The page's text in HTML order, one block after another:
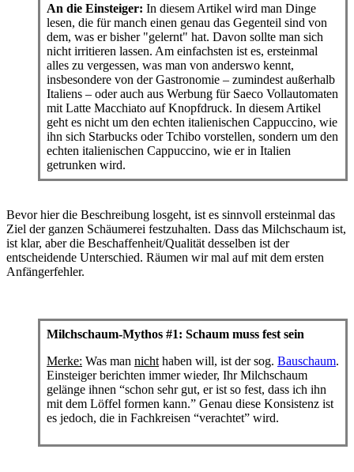
An die Einsteiger: In diesem Artikel wird man Dinge
lesen, die für manch einen genau das Gegenteil sind von
dem, was er bisher "gelernt" hat. Davon sollte man sich
nicht irritieren lassen. Am einfachsten ist es, ersteinmal
alles zu vergessen, was man von anderswo kennt,
insbesondere von der Gastronomie – zumindest außerhalb
Italiens – oder auch aus Werbung für Saeco Vollautomaten
mit Latte Macchiato auf Knopfdruck. In diesem Artikel
geht es nicht um den echten italienischen Cappuccino, wie
ihn sich Starbucks oder Tchibo vorstellen, sondern um den
echten italienischen Cappuccino, wie er in Italien
getrunken wird.
Bevor hier die Beschreibung losgeht, ist es sinnvoll ersteinmal das
Ziel der ganzen Schäumerei festzuhalten. Dass das Milchschaum ist,
ist klar, aber die Beschaffenheit/Qualität desselben ist der
entscheidende Unterschied. Räumen wir mal auf mit dem ersten
Anfängerfehler.
Milchschaum-Mythos #1: Schaum muss fest sein
Merke: Was man nicht haben will, ist der sog. Bauschaum.
Einsteiger berichten immer wieder, Ihr Milchschaum
gelänge ihnen “schon sehr gut, er ist so fest, dass ich ihn
mit dem Löffel formen kann.” Genau diese Konsistenz ist
es jedoch, die in Fachkreisen “verachtet” wird.